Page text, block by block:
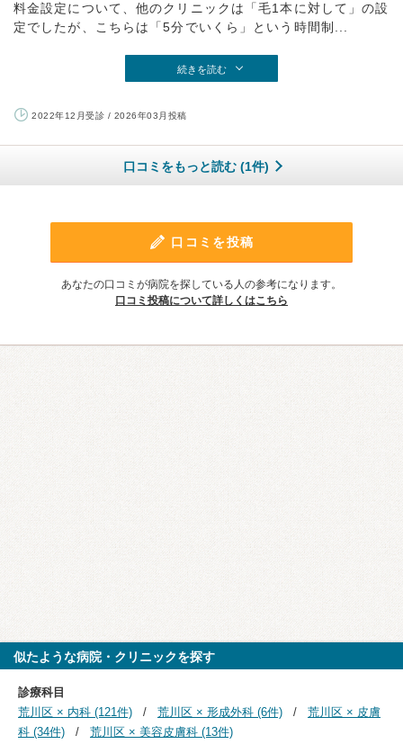
料金設定について、他のクリニックは「毛1本に対して」の設
定でしたが、こちらは「5分でいくら」という時間制...
続きを読む
2022年12月受診 / 2026年03月投稿
口コミをもっと読む (1件)
口コミを投稿
あなたの口コミが病院を探している人の参考になります。
口コミ投稿について詳しくはこちら
似たような病院・クリニックを探す
診療科目
荒川区 × 内科 (121件)
荒川区 × 形成外科 (6件)
荒川区 × 皮膚
科 (34件)
荒川区 × 美容皮膚科 (13件)